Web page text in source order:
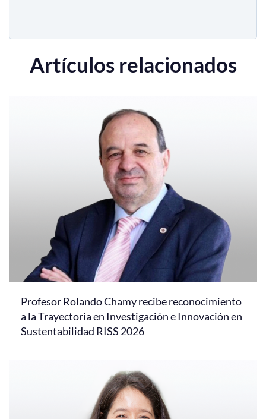
Artículos relacionados
Profesor Rolando Chamy recibe reconocimiento
a la Trayectoria en Investigación e Innovación en
Sustentabilidad RISS 2026